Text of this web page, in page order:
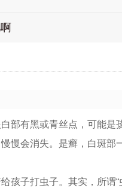
部有黑或青丝点，可能是
慢会消失。是癣，白斑部
孩子打虫子。其实，所谓“